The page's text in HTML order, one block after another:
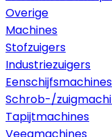
Overige
Machines
Stofzuigers
Industriezuigers
Eenschijfsmachines
Schrob-/
Tapijtmachines
Veegmachines